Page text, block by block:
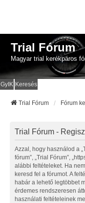
Trial Fórum
Magyar trial kerékpáros
GyIK Keresés
Trial Fórum Fórum
Trial Fórum -
Azzal, hogy használod a
fórum”, „Trial Fórum”,
alábbi feltételeket. Ha
keresd fel a fórumot. A
habár a lehető legtöbbet
érdemes rendszeresen
használati feltételeinek